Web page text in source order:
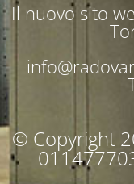
Il nuovo sito
© Copyright